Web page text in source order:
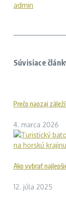
admin
Súvisiace
Prečo naozaj
4. marca 2026
Ako vybrať
12. júla 2025